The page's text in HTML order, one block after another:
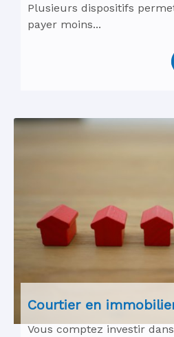
Plusieurs dispositifs
payer moins...
Courtier en
Vous comptez investir